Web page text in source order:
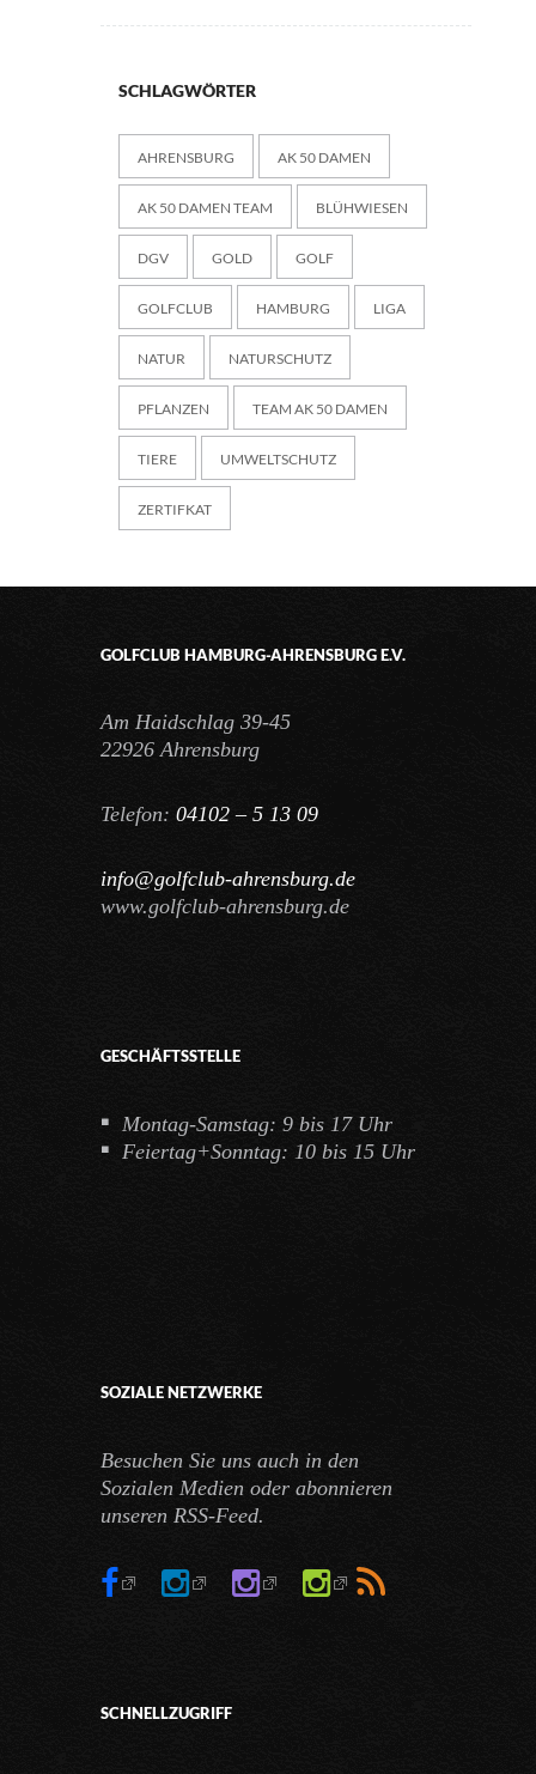
SCHLAGWÖRTER
AHRENSBURG AK 50 DAMEN
AK 50 DAMEN TEAM BLÜHWIESEN
DGV GOLD GOLF
GOLFCLUB HAMBURG LIGA
NATUR NATURSCHUTZ
PFLANZEN TEAM AK 50 DAMEN
TIERE UMWELTSCHUTZ
ZERTIFKAT
GOLFCLUB HAMBURG-AHRENSBURG E.V.
Am Haidschlag 39-45
22926 Ahrensburg
Telefon: 04102 – 5 13 09
info@golfclub-ahrensburg.de
www.golfclub-ahrensburg.de
GESCHÄFTSSTELLE
Montag-Samstag: 9 bis 17 Uhr
Feiertag+Sonntag: 10 bis 15 Uhr
SOZIALE NETZWERKE
Besuchen Sie uns auch in den
Sozialen Medien oder abonnieren
unseren RSS-Feed.
SCHNELLZUGRIFF